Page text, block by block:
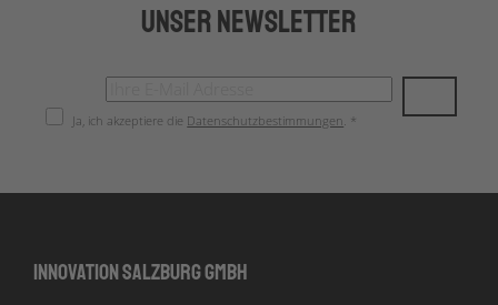
Unser Newsletter
Ja, ich akzeptiere die Datenschutzbestimmungen. *
Innovation Salzburg GmbH